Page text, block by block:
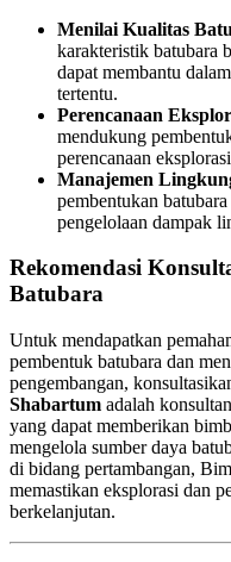
Menilai Kualitas
karakteristik batubara
dapat membantu
tertentu.
Perencanaan
mendukung
perencanaan
Manajemen
pembentukan
pengelolaan dampak
Rekomendasi
Batubara
Untuk mendapatkan
pembentuk batubara dan
pengembangan,
Shabartum adalah
yang dapat memberikan
mengelola sumber daya
di bidang pertambangan,
memastikan eksplorasi dan
berkelanjutan.